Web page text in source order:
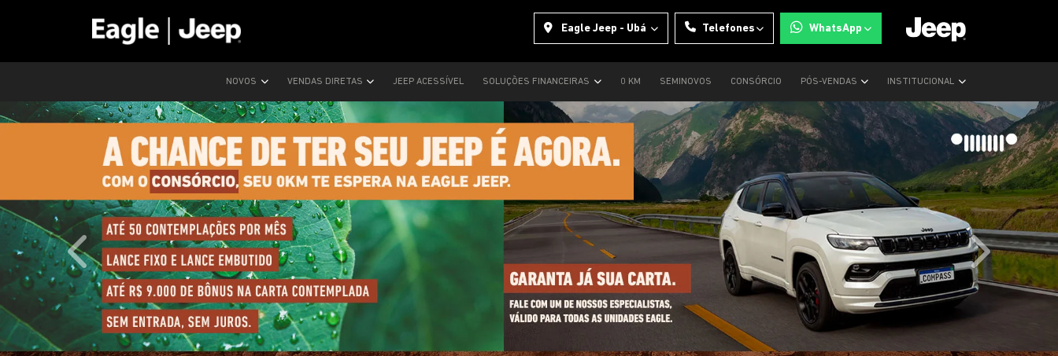
Eagle Jeep - Ubá Telefones WhatsApp
NOVOS VENDAS DIRETAS JEEP ACESSÍVEL SOLUÇÕES FINANCEIRAS 0 KM SEMINOVOS CONSÓRCIO PÓS-VENDAS INSTITUCIONAL
templates.template-01.components.carousel.texts.control_prev